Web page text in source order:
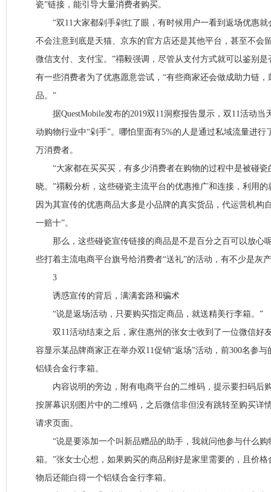
瓷”链接，能引导大量消费者购买。
“双11大家都剁手剁红了眼，有时候用户一看到返场优惠就
不会注意到底是天猫、京东的官方店还是其他平台，甚至不会
微信支付、支付宝。”禤毅强调，尽管从支付方式就可以鉴别
有一些消费者为了优惠愿意尝试，“有些商家还会做成助力链
品。”
据QuestMobile发布的2019双11洞察报告显示，双11活动当
动购物行业中“剁手”。哪怕里面有5%的人是通过私域流量进行
万消费者。
“大家都在买买买，有多少消费者在购物的过程中是被碰瓷
晓。”禤毅分析，这些碰瓷主流平台的优惠推广和连接，利用的
因为其宣传的优惠商品大多是小品牌的真实货品，代运营机构
一赔十”。
那么，这些碰瓷宣传链接的商品是不是百分之百可以放心
些打着主流电商平台旗号给消费者“送礼”的活动，有不少是灰
3
诱惑宣传的背后，满满套路和骗术
“说是返场活动，只要购买指定商品，就送精美行李箱。”
双11活动结束之后，家住惠州的张女士收到了一位微信好
容显示某品牌商家正在举办双11促销“返场”活动，前300名参
铝镁合金行李箱。
内容说明的旁边，附有电商平台的二维码，提示要扫码后
按屏幕识别图片中的二维码，之后微信非但没有跳转至购买详
请求页面。
“说是要添加一个叫新品赠品的助手，我就问他参与什么购
箱。”张女士心想，如果购买的商品刚好是家里需要的，且价
物后还能白得一个铝镁合金行李箱。